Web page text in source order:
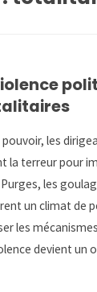
pouvoir, les
la terreur pour
Purges, les
un climat de
les
devient un